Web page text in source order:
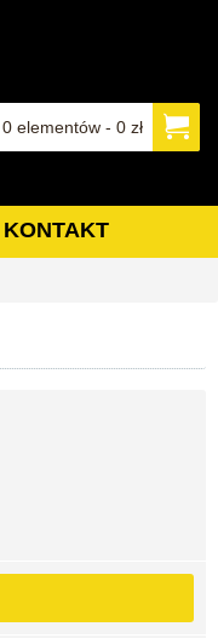
0 elementów - 0 zł
KONTAKT